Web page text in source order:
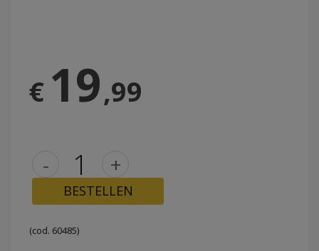
€ 19,99
- +
BESTELLEN
(cod. 60485)